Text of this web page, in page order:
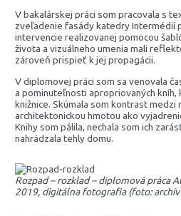
V bakalárskej práci som pracovala s
zveľadenie fasády katedry
intervencie realizovanej pomocou
života a vizuálneho umenia mali
zároveň prispieť k jej propagácii.
V diplomovej práci som sa venovala
a pominuteľnosti apropriovaných
knižnice. Skúmala som kontrast medzi
architektonickou hmotou ako
Knihy som pálila, nechala som ich
nahrádzala tehly domu.
Rozpad – rozklad – diplomová práca
2019, digitálna fotografia (foto: